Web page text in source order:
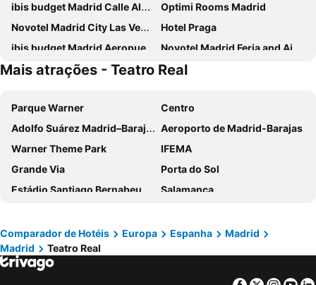
ibis budget Madrid Calle Alcalá
Optimi Rooms Madrid
Novotel Madrid City Las Ventas
Hotel Praga
ibis budget Madrid Aeropuerto
Novotel Madrid Feria and Airport
Ilunion Suites Madrid
Ibis Styles Madrid City Las Ventas
Travelodge Madrid Metropolitano
INNSiDE by Meliá Madrid Valdebebas
Hotel Europa
Sercotel Princesa de Eboli
Hotel Riu Plaza Espana
Holiday Inn Express Madrid Leganes
Hotel Puerta America
DWO Yuste Alcalá
ibis budget Madrid Vallecas
Exe Convention Plaza Madrid
Ilunion Pio XII
Hotel Mercader
Hotel Zentral Castellana Norte
NH Madrid Ribera del Manzanares
Mais atrações - Teatro Real
Parque Warner
Centro
Adolfo Suárez Madrid–Barajas Airport
Aeroporto de Madrid-Barajas
Warner Theme Park
IFEMA
Grande Via
Porta do Sol
Estádio Santiago Bernabeu
Salamanca
Estadio Metropolitano Metro Station
Barajas
Metropolitano Metro Station
Estação de Atocha
Comparador de Hotéis Europa Espanha
Madrid
Madrid
Teatro Real